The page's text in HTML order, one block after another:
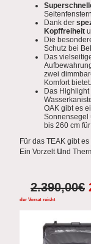
Dank der
Kopffreiheit
Die
Schutz bei
Das
zwei
Komfort bietet.
Das Highlight
OAK gibt es
Sonnensegel
bis 260 cm
Für das TEAK gibt
Ein Vorzelt und
2.390,00€
der Vorrat reicht